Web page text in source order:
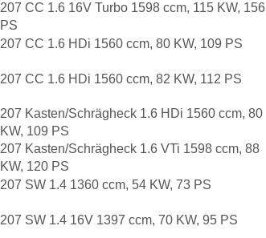
207 CC 1.6 16V Turbo 1598 ccm, 115 KW, 156
PS
207 CC 1.6 HDi 1560 ccm, 80 KW, 109 PS
207 CC 1.6 HDi 1560 ccm, 82 KW, 112 PS
207 Kasten/Schrägheck 1.6 HDi 1560 ccm, 80
KW, 109 PS
207 Kasten/Schrägheck 1.6 VTi 1598 ccm, 88
KW, 120 PS
207 SW 1.4 1360 ccm, 54 KW, 73 PS
207 SW 1.4 16V 1397 ccm, 70 KW, 95 PS